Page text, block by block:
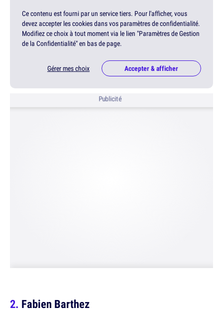
Ce contenu est fourni par un service tiers. Pour l'afficher, vous
devez accepter les cookies dans vos paramètres de confidentialité.
Modifiez ce choix à tout moment via le lien "Paramètres de Gestion
de la Confidentialité" en bas de page.
Gérer mes choix Accepter & afficher
Publicité
Fabien Barthez